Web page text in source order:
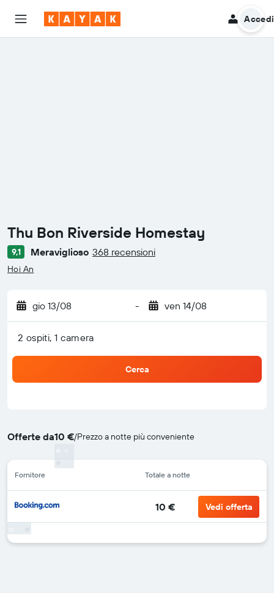
Accedi
Thu Bon Riverside Homestay
categoria 0
9,1 Meraviglioso 368 recensioni
Hoi An
gio 13/08 - ven 14/08
2 ospiti, 1 camera
Cerca
Offerte da10 €/Prezzo a notte più conveniente
Fornitore Totale a notte
10 € Vedi offerta